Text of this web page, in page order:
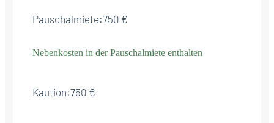
Pauschalmiete:750 €
Nebenkosten in der Pauschalmiete enthalten
Kaution:750 €